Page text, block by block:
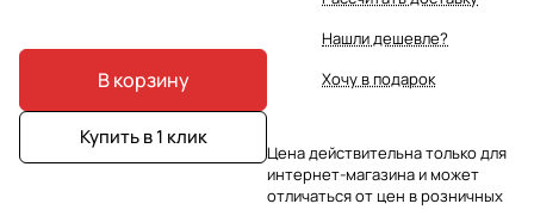
В корзину
Купить в 1 клик
Нашли дешевле?
Хочу в подарок
Цена действительна только для
интернет-магазина и может
отличаться от цен в розничных